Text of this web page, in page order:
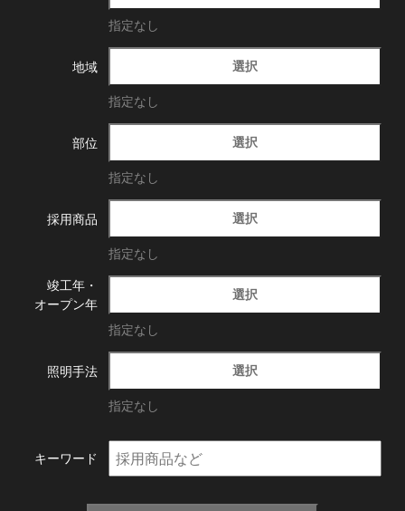
指定なし
地域 選択
指定なし
部位 選択
指定なし
採用商品 選択
指定なし
竣工年・
オープン年
選択
指定なし
照明手法 選択
指定なし
キーワード